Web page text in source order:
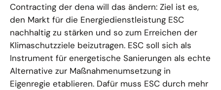
Contracting der dena will das ändern: Ziel ist es,
den Markt für die Energiedienstleistung ESC
nachhaltig zu stärken und so zum Erreichen der
Klimaschutzziele beizutragen. ESC soll sich als
Instrument für energetische Sanierungen als echte
Alternative zur Maßnahmenumsetzung in
Eigenregie etablieren. Dafür muss ESC durch mehr